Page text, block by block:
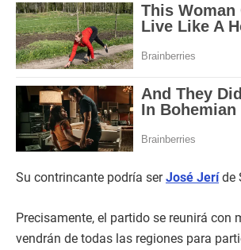
Su contrincante podría serJosé Jeríde
Precisamente, el partido se reunirá con
vendrán de todas las regiones para